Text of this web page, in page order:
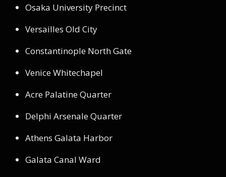
Osaka University Precinct
Versailles Old City
Constantinople North Gate
Venice Whitechapel
Acre Palatine Quarter
Delphi Arsenale Quarter
Athens Galata Harbor
Galata Canal Ward